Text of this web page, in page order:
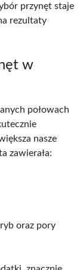
przynęt staje
rezultaty
w
połowach
nasze
zawierała:
oraz pory